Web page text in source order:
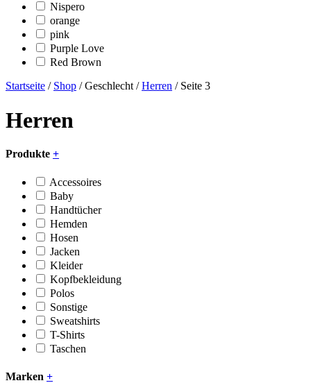
Nispero
orange
pink
Purple Love
Red Brown
Startseite / Shop / Geschlecht /Herren / Seite 3
Herren
Produkte +
Accessoires
Baby
Handtücher
Hemden
Hosen
Jacken
Kleider
Kopfbekleidung
Polos
Sonstige
Sweatshirts
T-Shirts
Taschen
Marken +